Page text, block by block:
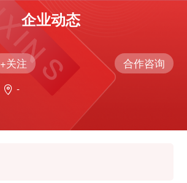
企业动态
+关注
-
合作咨询